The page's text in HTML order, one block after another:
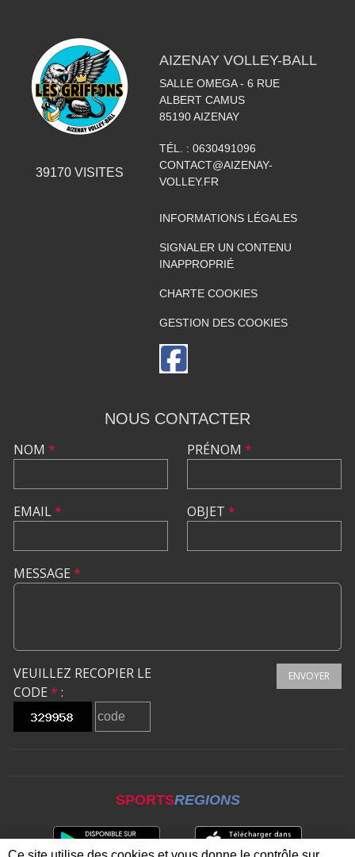
39170VISITES
AIZENAY VOLLEY-BALL
SALLE OMEGA - 6 RUE
ALBERT CAMUS
85190 AIZENAY
TÉL. : 0630491096
CONTACT@AIZENAY-
VOLLEY.FR
INFORMATIONS LÉGALES
SIGNALER UN CONTENU
INAPPROPRIÉ
CHARTE COOKIES
GESTION DES COOKIES
NOUS CONTACTER
NOM *
EMAIL*
PRÉNOM *
OBJET *
MESSAGE *
VEUILLEZ RECOPIER LE
CODE * :
ENVOYER
SPORTSREGIONS